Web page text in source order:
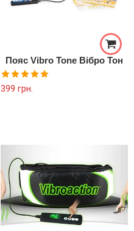
Пояс Vibro Tone Вібро Тон
Оцінено в
399 грн.